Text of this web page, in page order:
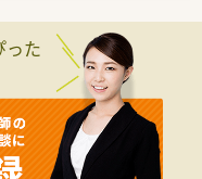
す。
の精神科病院です。機能評
急医療事業も実施されてい
った